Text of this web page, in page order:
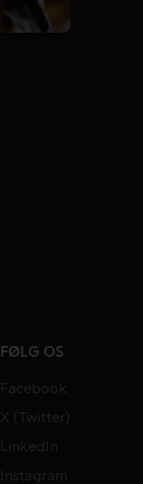
FØLG OS
Facebook
X (Twitter)
LinkedIn
Instagram